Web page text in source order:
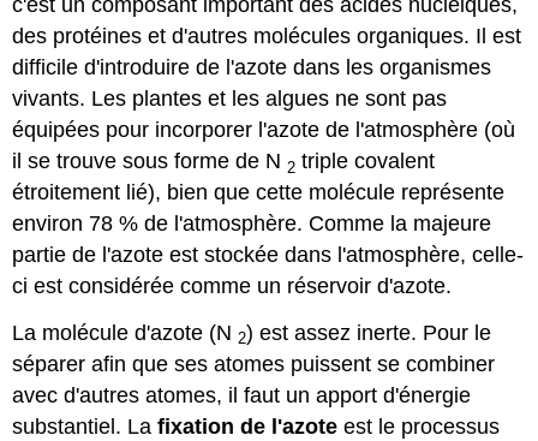
c'est un composant important des acides nucléiques,
des protéines et d'autres molécules organiques. Il est
difficile d'introduire de l'azote dans les organismes
vivants. Les plantes et les algues ne sont pas
équipées pour incorporer l'azote de l'atmosphère (où
il se trouve sous forme de N 2 triple covalent
étroitement lié), bien que cette molécule représente
environ 78 % de l'atmosphère. Comme la majeure
partie de l'azote est stockée dans l'atmosphère, celle-
ci est considérée comme un réservoir d'azote.
La molécule d'azote (N 2) est assez inerte. Pour le
séparer afin que ses atomes puissent se combiner
avec d'autres atomes, il faut un apport d'énergie
substantiel. Lafixation de l'azote est le processus